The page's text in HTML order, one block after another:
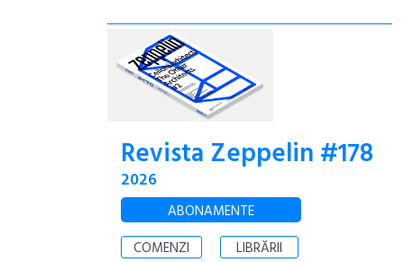
Revista Zeppelin #178
2026
ABONAMENTE
COMENZI
LIBRĂRII